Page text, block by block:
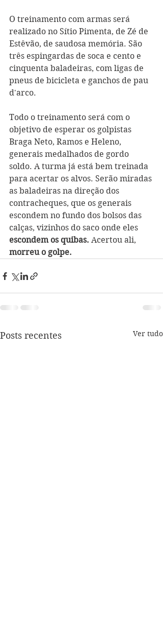
O treinamento com armas será
realizado no Sítio Pimenta, de Zé de
Estêvão, de saudosa memória. São
três espingardas de soca e cento e
cinquenta baladeiras, com ligas de
pneus de bicicleta e ganchos de pau
d'arco.
Todo o treinamento será com o
objetivo de esperar os golpistas
Braga Neto, Ramos e Heleno,
generais medalhados de gordo
soldo. A turma já está bem treinada
para acertar os alvos. Serão miradas
as baladeiras na direção dos
contracheques, que os generais
escondem no fundo dos bolsos das
calças, vizinhos do saco onde eles
escondem os quibas. Acertou ali,
morreu o golpe.
Posts recentes Ver tudo